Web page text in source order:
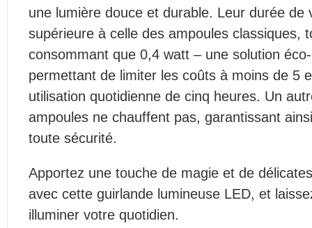
une lumière douce et durable. Leur durée de
supérieure à celle des ampoules classiques,
consommant que 0,4 watt – une solution
permettant de limiter les coûts à moins de 5
utilisation quotidienne de cinq heures. Un
ampoules ne chauffent pas, garantissant
toute sécurité.
Apportez une touche de magie et de
avec cette guirlande lumineuse LED, et
illuminer votre quotidien.